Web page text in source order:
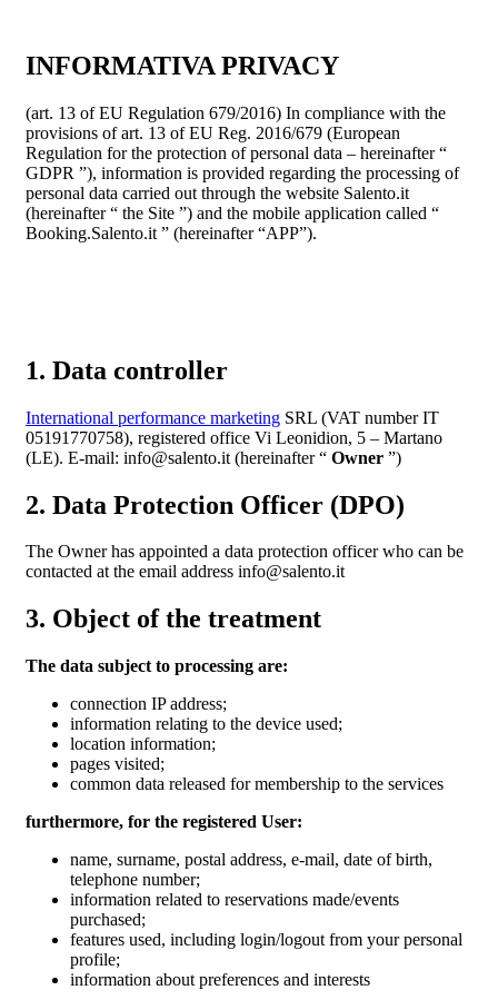
INFORMATIVA PRIVACY
(art. 13 of EU Regulation 679/2016) In compliance with the
provisions of art. 13 of EU Reg. 2016/679 (European
Regulation for the protection of personal data – hereinafter “
GDPR ”), information is provided regarding the processing of
personal data carried out through the website Salento.it
(hereinafter “ the Site ”) and the mobile application called “
Booking.Salento.it ” (hereinafter “APP”).
1. Data controller
International performance marketing SRL (VAT number IT
05191770758), registered office Vi Leonidion, 5 – Martano
(LE). E-mail: info@salento.it (hereinafter “ Owner ”)
2. Data Protection Officer (DPO)
The Owner has appointed a data protection officer who can be
contacted at the email address info@salento.it
3. Object of the treatment
The data subject to processing are:
connection IP address;
information relating to the device used;
location information;
pages visited;
common data released for membership to the services
furthermore, for the registered User:
name, surname, postal address, e-mail, date of birth,
telephone number;
information related to reservations made/events
purchased;
features used, including login/logout from your personal
profile;
information about preferences and interests